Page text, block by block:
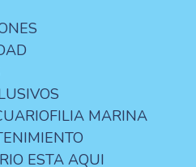
MARINA
ESTA AQUI